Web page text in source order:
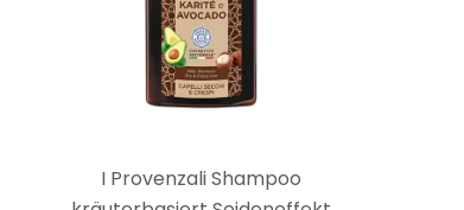
I Provenzali Shampoo